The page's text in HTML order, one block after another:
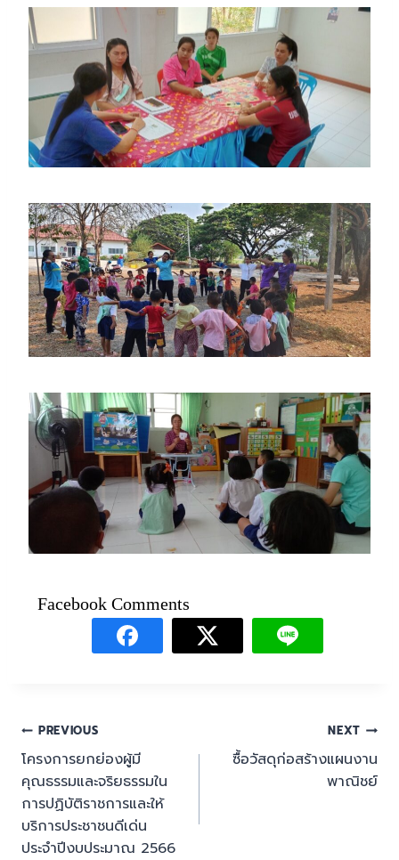
Facebook Comments
PREVIOUS
โครงการยกย่องผู้มี
คุณธรรมและจริยธรรมใน
การปฏิบัติราชการและให้
บริการประชาชนดีเด่น
ประจำปีงบประมาณ 2566
NEXT
ซื้อวัสดุก่อสร้างแผนงาน
พาณิชย์